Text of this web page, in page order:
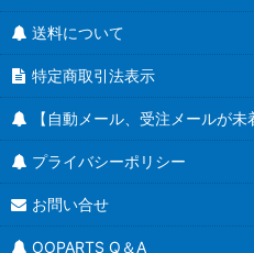
送料について
特定商取引法表示
【自動メール、受注メールが未
プライバシーポリシー
お問い合せ
OOPARTS Q＆A